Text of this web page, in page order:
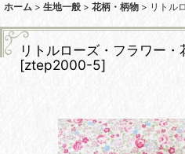
ホーム > 生地一般 > 花柄・柄物 > リトル
リトルローズ・フラワー
[ztep2000-5]